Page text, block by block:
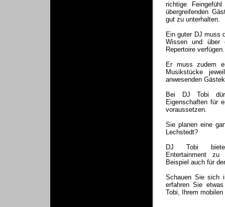
richtige
übergreifenden
gut zu unterhalten.
Ein guter DJ muss
Wissen und über
Repertoire verfügen.
Er muss zudem
Musikstücke
anwesenden
Bei DJ Tobi
Eigenschaften für
voraussetzen.
Sie planen eine
Lechstedt?
DJ Tobi bietet
Entertainment
Beispiel auch für
Schauen Sie sich
erfahren Sie
Tobi, Ihrem